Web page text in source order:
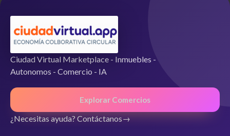
Ciudad Virtual Marketplace - Inmuebles -
Autonomos - Comercio - IA
Explorar Comercios
¿Necesitas ayuda? Contáctanos